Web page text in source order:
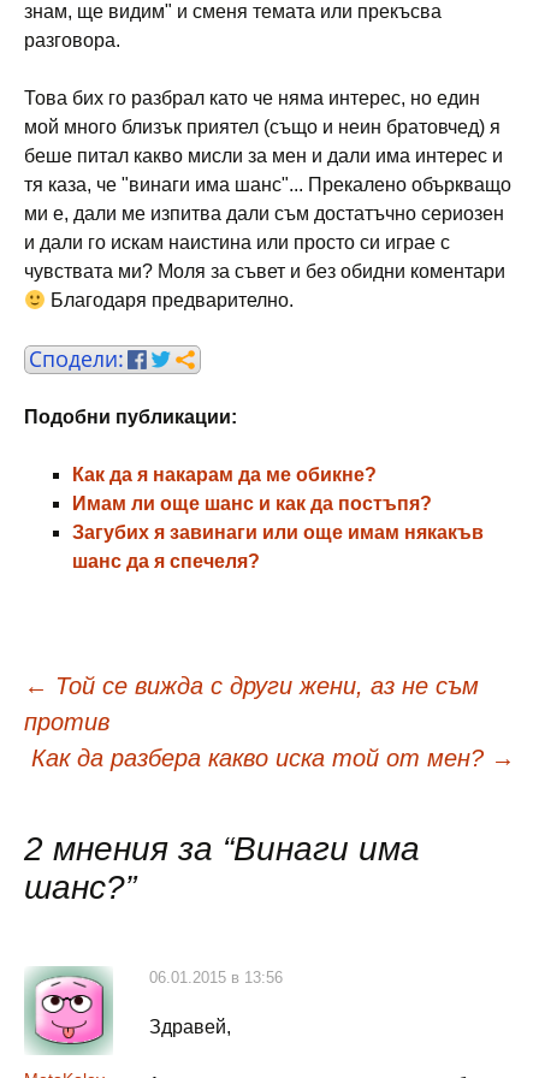
знам, ще видим" и сменя темата или прекъсва
разговора.
Това бих го разбрал като че няма интерес, но един
мой много близък приятел (също и неин братовчед) я
беше питал какво мисли за мен и дали има интерес и
тя каза, че "винаги има шанс"... Прекалено объркващо
ми е, дали ме изпитва дали съм достатъчно сериозен
и дали го искам наистина или просто си играе с
чувствата ми? Моля за съвет и без обидни коментари
Благодаря предварително.
Подобни публикации:
Как да я накарам да ме обикне?
Имам ли още шанс и как да постъпя?
Загубих я завинаги или още имам някакъв
шанс да я спечеля?
Навигация
публикациите
← Той се вижда с други жени, аз не съм
против
Как да разбера какво иска той от мен? →
2 мнения за “Винаги има
шанс?”
06.01.2015 в 13:56
Здравей,